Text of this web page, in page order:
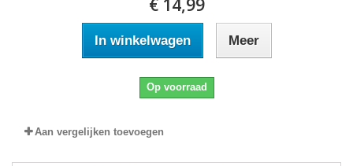
€ 14,99
In winkelwagen Meer
Op voorraad
Aan vergelijken toevoegen